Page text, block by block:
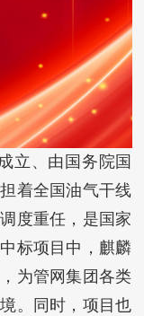
立、由国务院国
着全国油气干线
度重任，是国家
标项目中，麒麟
为管网集团各类
。同时，项目也